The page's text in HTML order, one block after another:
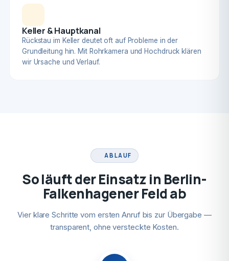
Keller & Hauptkanal
Rückstau im Keller deutet oft auf Probleme in der
Grundleitung hin. Mit Rohrkamera und Hochdruck klären
wir Ursache und Verlauf.
ABLAUF
So läuft der Einsatz in Berlin-
Falkenhagener Feld ab
Vier klare Schritte vom ersten Anruf bis zur Übergabe —
transparent, ohne versteckte Kosten.